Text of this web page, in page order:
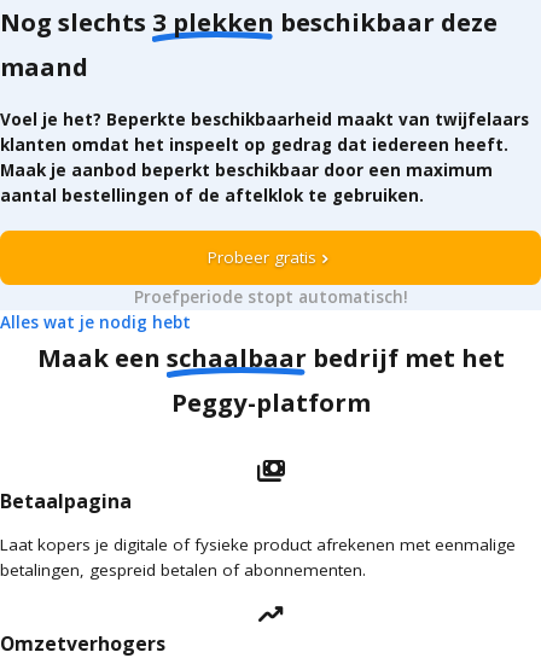
Nog slechts 3 plekken beschikbaar deze
maand
Voel je het? Beperkte beschikbaarheid maakt van twijfelaars
klanten omdat het inspeelt op gedrag dat iedereen heeft.
Maak je aanbod beperkt beschikbaar door een maximum
aantal bestellingen of de aftelklok te gebruiken.
Probeer gratis chevron_right
Proefperiode stopt automatisch!
Alles wat je nodig hebt
Maak een schaalbaarbedrijf met het
Peggy-platform
payments
Betaalpagina
Laat kopers je digitale of fysieke product afrekenen met eenmalige
betalingen, gespreid betalen of abonnementen.
trending_up
Omzetverhogers